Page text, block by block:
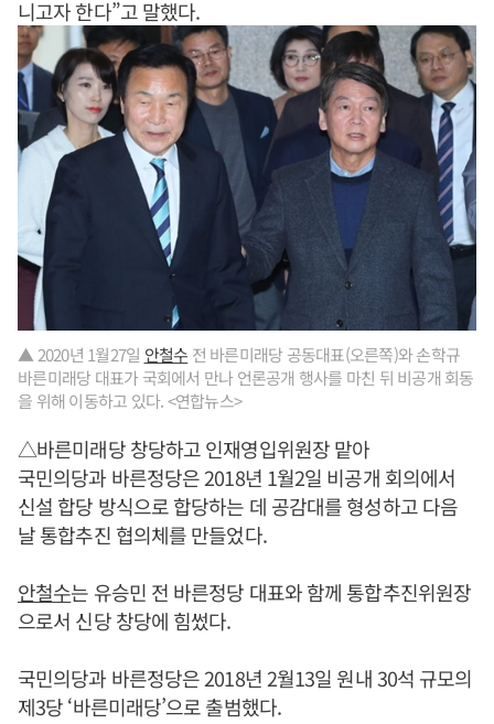
니고자 한다”고 말했다.
▲ 2020년 1월27일 안철수 전 바른미래당 공동대표(오른쪽)와 손학규
바른미래당 대표가 국회에서 만나 언론공개 행사를 마친 뒤 비공개 회동
을 위해 이동하고 있다. <연합뉴스>
△바른미래당 창당하고 인재영입위원장 맡아
국민의당과 바른정당은 2018년 1월2일 비공개 회의에서
신설 합당 방식으로 합당하는 데 공감대를 형성하고 다음
날 통합추진 협의체를 만들었다.
안철수는 유승민 전 바른정당 대표와 함께 통합추진위원장
으로서 신당 창당에 힘썼다.
국민의당과 바른정당은 2018년 2월13일 원내 30석 규모의
제3당 ‘바른미래당’으로 출범했다.